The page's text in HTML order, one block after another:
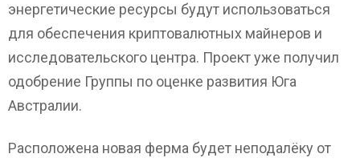
энергетические ресурсы будут использоваться
для обеспечения криптовалютных майнеров и
исследовательского центра. Проект уже получил
одобрение Группы по оценке развития Юга
Австралии.
Расположена новая ферма будет неподалёку от